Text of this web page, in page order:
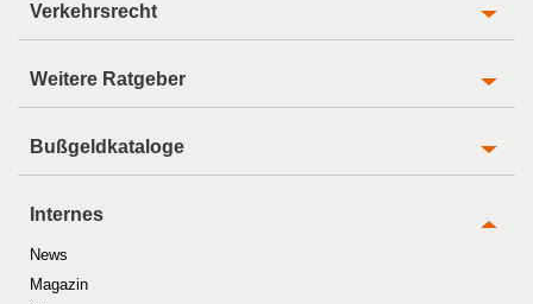
Verkehrsrecht
Weitere Ratgeber
Bußgeldkataloge
Internes
News
Magazin